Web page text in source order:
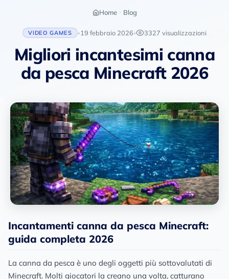
Home Blog
VIDEO GAMES • 19 febbraio 2026• 3327 visualizzazioni
Migliori incantesimi canna
da pesca Minecraft 2026
Incantamenti canna da pesca Minecraft:
guida completa 2026
La canna da pesca è uno degli oggetti più sottovalutati di
Minecraft. Molti giocatori la creano una volta, catturano